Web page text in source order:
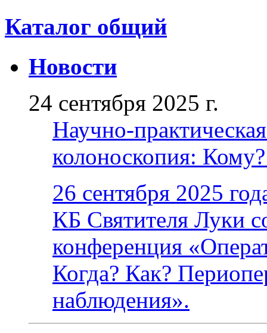
Каталог общий
Новости
24 сентября 2025 г.
Научно-
колоноскопия:
26 сентября 2025
КБ Святителя Луки
конференция
Когда? Как?
наблюдения».